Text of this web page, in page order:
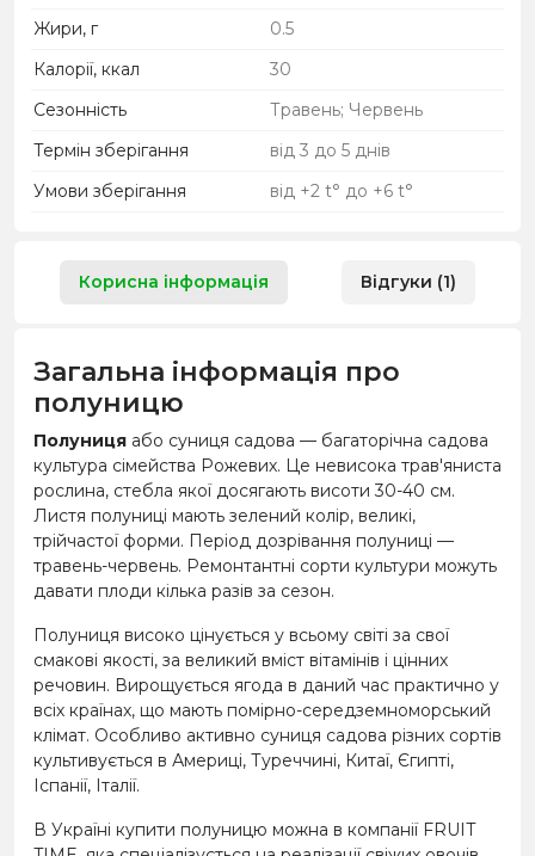
Жири, г
0.5
Калорії, ккал
30
Сезонність
Травень; Червень
Термін зберігання
від 3 до 5 днів
Умови зберігання
від +2 t° до +6 t°
Корисна інформація Відгуки (1)
Загальна інформація про
полуницю
Полуниця або суниця садова — багаторічна садова
культура сімейства Рожевих. Це невисока трав'яниста
рослина, стебла якої досягають висоти 30-40 см.
Листя полуниці мають зелений колір, великі,
трійчастої форми. Період дозрівання полуниці —
травень-червень. Ремонтантні сорти культури можуть
давати плоди кілька разів за сезон.
Полуниця високо цінується у всьому світі за свої
смакові якості, за великий вміст вітамінів і цінних
речовин. Вирощується ягода в даний час практично у
всіх країнах, що мають помірно-середземноморський
клімат. Особливо активно суниця садова різних сортів
культивується в Америці, Туреччині, Китаї, Єгипті,
Іспанії, Італії.
В Україні купити полуницю можна в компанії FRUIT